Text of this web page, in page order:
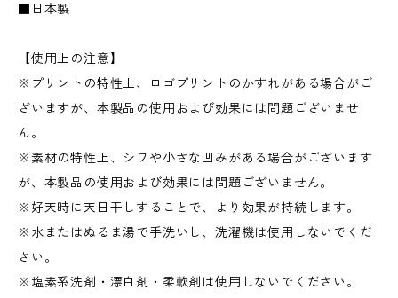
■日本製
【使用上の注意】
※プリントの特性上、ロゴプリントのかすれがある場合がご
ざいますが、本製品の使用および効果には問題ございませ
ん。
※素材の特性上、シワや小さな凹みがある場合がございます
が、本製品の使用および効果には問題ございません。
※好天時に天日干しすることで、より効果が持続します。
※水またはぬるま湯で手洗いし、洗濯機は使用しないでくだ
さい。
※塩素系洗剤・漂白剤・柔軟剤は使用しないでください。